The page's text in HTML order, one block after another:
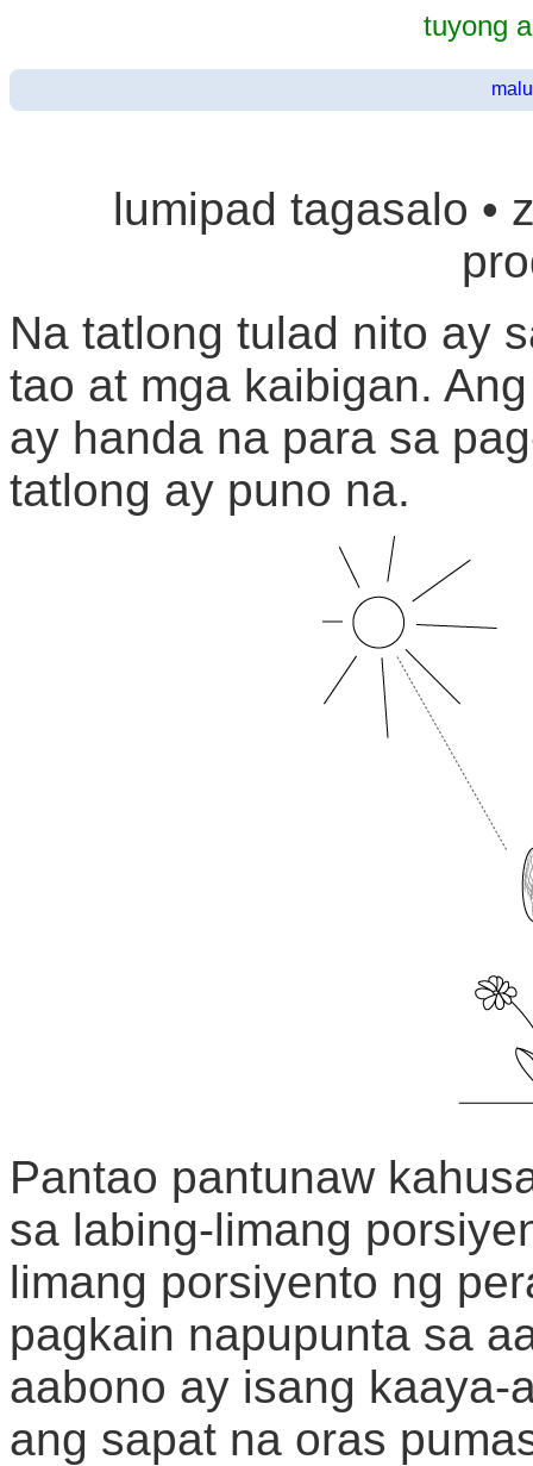
tuyong
lumipad tagasalo •
Na tatlong tulad nito ay
tao at mga kaibigan.
ay handa na para sa
tatlong ay puno na.
Pantao pantunaw
sa labing-limang
limang porsiyento ng
pagkain napupunta sa
aabono ay isang kaaya-
ang sapat na oras